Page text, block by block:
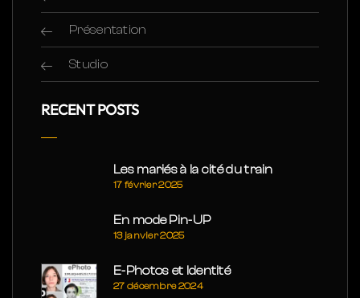
Présentation
Studio
RECENT POSTS
Les mariés à la cité du train
17 février 2025
En mode Pin-UP
13 janvier 2025
E-Photos et Identité
27 décembre 2024